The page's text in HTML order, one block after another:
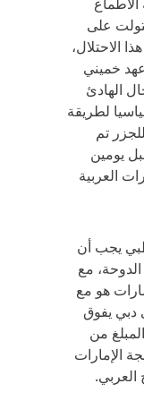
على
ولم يتغير هذا الاحتلال،
خميني
الهادئ
لطريقة
تم
يومين
العربية
يجب أن
مع
هو مع
دبي يفوق
من
الإمارات
العربي.